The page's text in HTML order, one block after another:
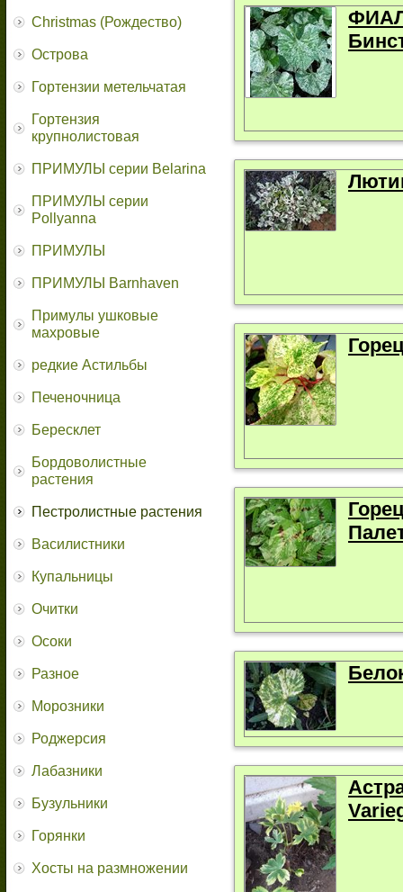
Christmas (Рождество)
Острова
Гортензии метельчатая
Гортензия
крупнолистовая
ПРИМУЛЫ серии Belarina
ПРИМУЛЫ серии
Pollyanna
ПРИМУЛЫ
ПРИМУЛЫ Barnhaven
Примулы ушковые
махровые
редкие Астильбы
Печеночница
Бересклет
Бордоволистные
растения
Пестролистные растения
Василистники
Купальницы
Очитки
Осоки
Разное
Морозники
Роджерсия
Лабазники
Бузульники
Горянки
Хосты на размножении